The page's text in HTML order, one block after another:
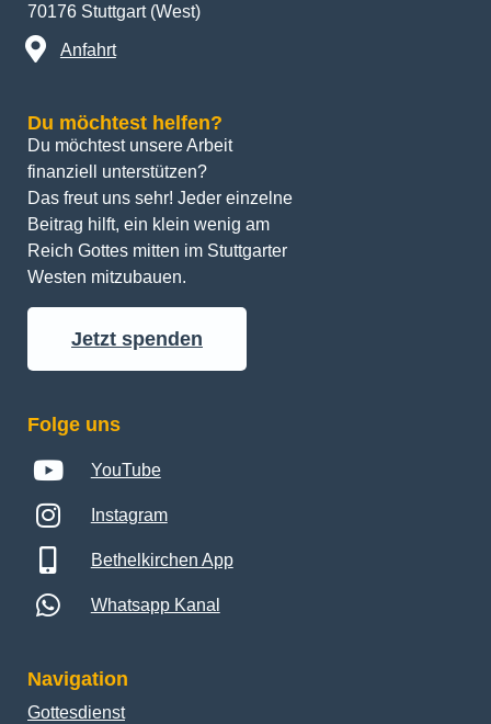
70176 Stuttgart (West)
Anfahrt
Du möchtest helfen?
Du möchtest unsere Arbeit
finanziell unterstützen?
Das freut uns sehr! Jeder einzelne
Beitrag hilft, ein klein wenig am
Reich Gottes mitten im Stuttgarter
Westen mitzubauen.
Jetzt spenden
Folge uns
YouTube
Instagram
Bethelkirchen App
Whatsapp Kanal
Navigation
Gottesdienst